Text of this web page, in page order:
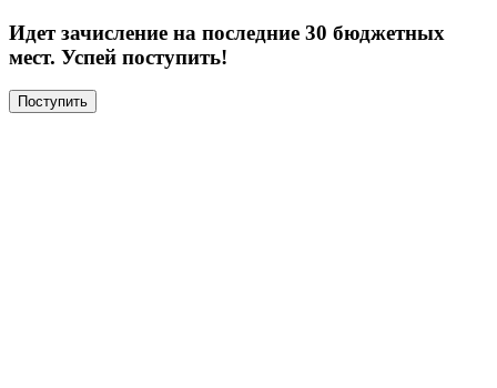
Идет зачисление на последние 30 бюджетных
мест. Успей поступить!
Поступить